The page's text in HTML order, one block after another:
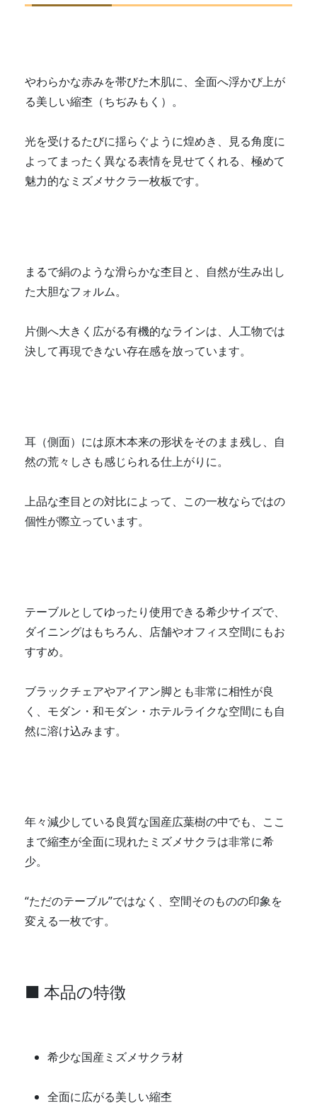
やわらかな赤みを帯びた木肌に、全面へ浮かび上が
る美しい縮杢（ちぢみもく）。
光を受けるたびに揺らぐように煌めき、見る角度に
よってまったく異なる表情を見せてくれる、極めて
魅力的なミズメサクラ一枚板です。
まるで絹のような滑らかな杢目と、自然が生み出し
た大胆なフォルム。
片側へ大きく広がる有機的なラインは、人工物では
決して再現できない存在感を放っています。
耳（側面）には原木本来の形状をそのまま残し、自
然の荒々しさも感じられる仕上がりに。
上品な杢目との対比によって、この一枚ならではの
個性が際立っています。
テーブルとしてゆったり使用できる希少サイズで、
ダイニングはもちろん、店舗やオフィス空間にもお
すすめ。
ブラックチェアやアイアン脚とも非常に相性が良
く、モダン・和モダン・ホテルライクな空間にも自
然に溶け込みます。
年々減少している良質な国産広葉樹の中でも、ここ
まで縮杢が全面に現れたミズメサクラは非常に希
少。
“ただのテーブル”ではなく、空間そのものの印象を
変える一枚です。
■ 本品の特徴
希少な国産ミズメサクラ材
全面に広がる美しい縮杢